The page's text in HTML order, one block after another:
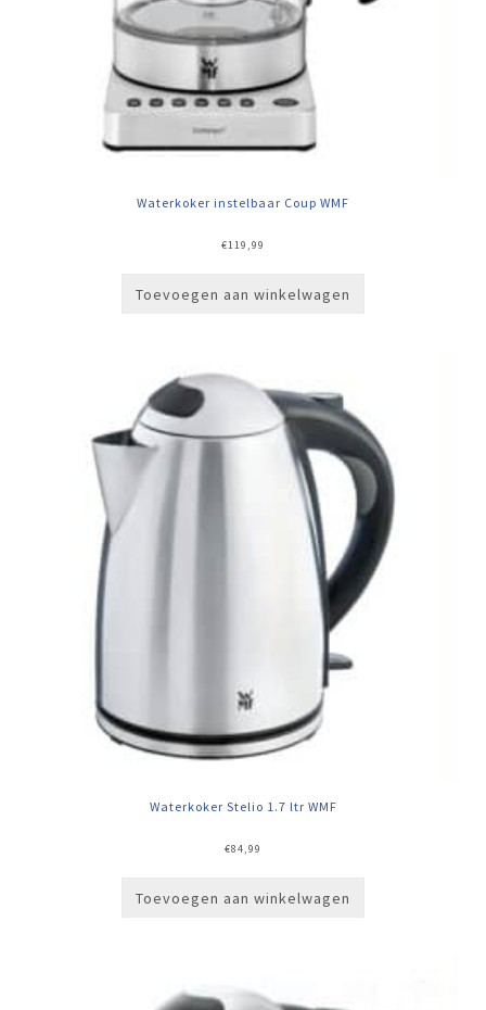
Waterkoker instelbaar Coup WMF
€119,99
Toevoegen aan winkelwagen
Waterkoker Stelio 1.7 ltr WMF
€84,99
Toevoegen aan winkelwagen